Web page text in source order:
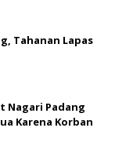
Tahanan Lapas
Nagari Padang
Karena Korban